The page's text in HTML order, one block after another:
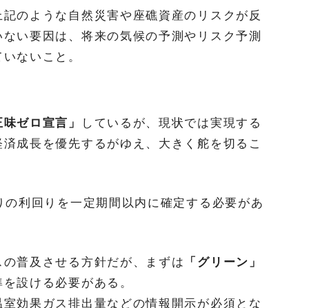
のような自然災害や座礁資産のリスクが反
い要因は、将来の気候の予測やリスク予測
ないこと。
ゼロ宣言」
しているが、現状では実現する
成長を優先するがゆえ、大きく舵を切るこ
利回りを一定期間以内に確定する必要があ
普及させる方針だが、まずは
「グリーン」
設ける必要がある。
効果ガス排出量などの情報開示が必須とな